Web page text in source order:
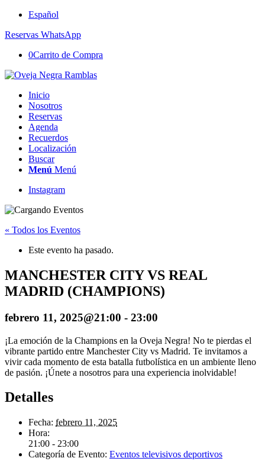
Español
Reservas WhatsApp
0Carrito de Compra
Inicio
Nosotros
Reservas
Agenda
Recuerdos
Localización
Buscar
Menú Menú
Instagram
« Todos los Eventos
Este evento ha pasado.
MANCHESTER CITY VS REAL
MADRID (CHAMPIONS)
febrero 11, 2025@21:00 - 23:00
¡La emoción de la Champions en la Oveja Negra! No te pierdas el
vibrante partido entre Manchester City vs Madrid. Te invitamos a
vivir cada momento de esta batalla futbolística en un ambiente lleno
de pasión. ¡Únete a nosotros para una experiencia inolvidable!
Detalles
Fecha: febrero 11, 2025
Hora:
21:00 - 23:00
Categoría de Evento: Eventos televisivos deportivos